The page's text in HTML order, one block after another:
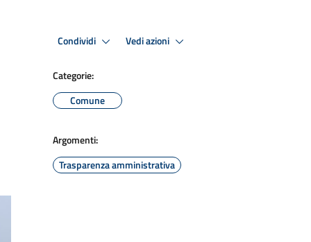
Condividi Vedi azioni
Categorie:
Comune
Argomenti:
Trasparenza amministrativa